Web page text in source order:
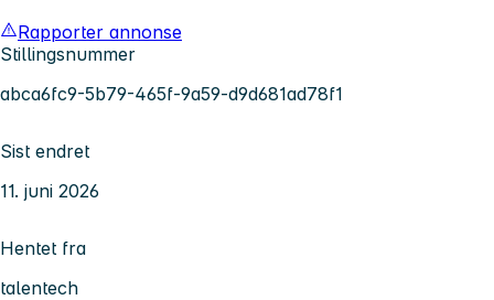
Rapporter annonse
Stillingsnummer
abca6fc9-5b79-465f-9a59-d9d681ad78f1
Sist endret
11. juni 2026
Hentet fra
talentech